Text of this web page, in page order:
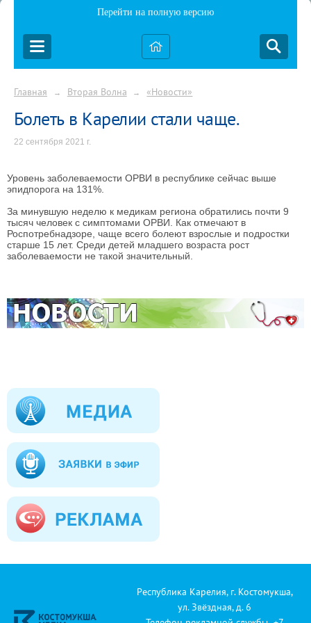
Перейти на полную версию
Главная → Вторая Волна → «Новости»
Болеть в Карелии стали чаще.
22 сентября 2021 г.
Уровень заболеваемости ОРВИ в республике сейчас выше
эпидпорога на 131%.
За минувшую неделю к медикам региона обратились почти 9
тысяч человек с симптомами ОРВИ. Как отмечают в
Роспотребнадзоре, чаще всего болеют взрослые и подростки
старше 15 лет. Среди детей младшего возраста рост
заболеваемости не такой значительный.
Республика Карелия, г. Костомукша,
ул. Звёздная, д. 6